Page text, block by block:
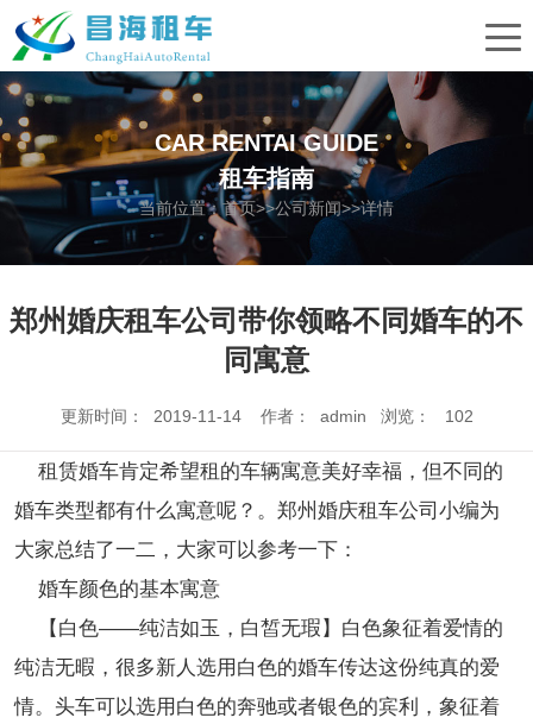
CAR RENTAI GUIDE
租车指南
当前位置：首页>>公司新闻>>详情
郑州婚庆租车公司带你领略不同婚车的不
同寓意
更新时间： 2019-11-14 作者： admin 浏览： 102
租赁婚车肯定希望租的车辆寓意美好幸福，但不同的
婚车类型都有什么寓意呢？。郑州婚庆租车公司小编为
大家总结了一二，大家可以参考一下：
婚车颜色的基本寓意
【白色——纯洁如玉，白皙无瑕】白色象征着爱情的
纯洁无暇，很多新人选用白色的婚车传达这份纯真的爱
情。头车可以选用白色的奔驰或者银色的宾利，象征着